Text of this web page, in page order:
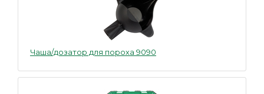
Чаша/дозатор для пороха 9090